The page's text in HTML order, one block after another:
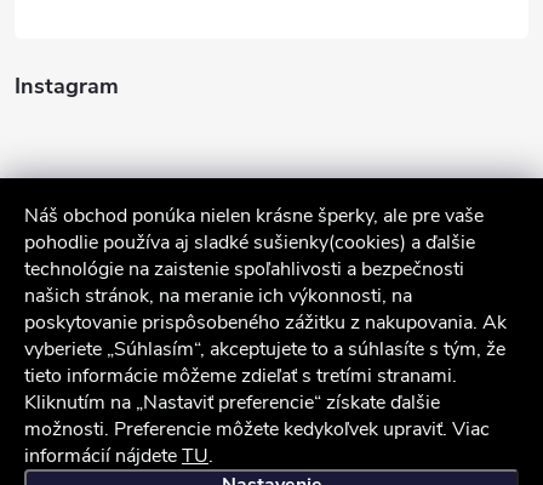
Náš obchod ponúka nielen krásne šperky, ale pre vaše
pohodlie používa aj sladké sušienky(cookies) a ďalšie
technológie na zaistenie spoľahlivosti a bezpečnosti
našich stránok, na meranie ich výkonnosti, na
poskytovanie prispôsobeného zážitku z nakupovania. Ak
vyberiete „Súhlasím“, akceptujete to a súhlasíte s tým, že
tieto informácie môžeme zdieľať s tretími stranami.
Kliknutím na „Nastaviť preferencie“ získate ďalšie
možnosti. Preferencie môžete kedykoľvek upraviť. Viac
informácií nájdeteTU.
Instagram
Sledovať na Instagrame
Služby zákazníkom
iocel.sk Obchodné podmienky Ochrana osobných údajov